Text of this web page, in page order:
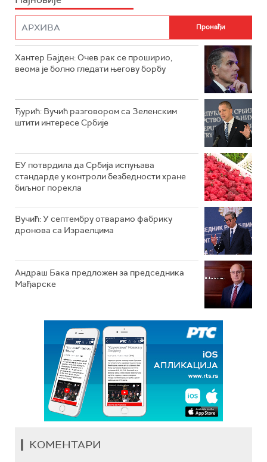
Хантер Бајден: Очев рак се проширио,
веома је болно гледати његову борбу
Ђурић: Вучић разговором са Зеленским
штити интересе Србије
ЕУ потврдила да Србија испуњава
стандарде у контроли безбедности хране
биљног порекла
Вучић: У септембру отварамо фабрику
дронова са Израелцима
Андраш Бакa предложен за председника
Мађарске
КОМЕНТАРИ